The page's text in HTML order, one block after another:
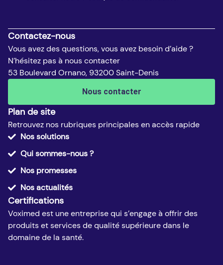
Contactez-nous
Vous avez des questions, vous avez besoin d’aide ?
N’hésitez pas à nous contacter
53 Boulevard Ornano, 93200 Saint-Denis
Nous contacter
Plan de site
Retrouvez nos rubriques principales en accès rapide
Nos solutions
Qui sommes-nous ?
Nos promesses
Nos actualités
Certifications
Voximed est une entreprise qui s’engage à offrir des
produits et services de qualité supérieure dans le
domaine de la santé.